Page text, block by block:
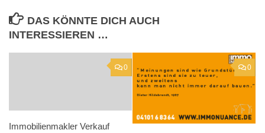
DAS KÖNNTE DICH AUCH
INTERESSIEREN …
0
Immobilienmakler Verkauf
0